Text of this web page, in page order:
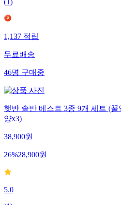
(1)
1,137적립
무료배송
46명구매중
햇반 솥반 베스트 3종 9개 세트 (
양x3)
38,900원
26%28,900원
5.0